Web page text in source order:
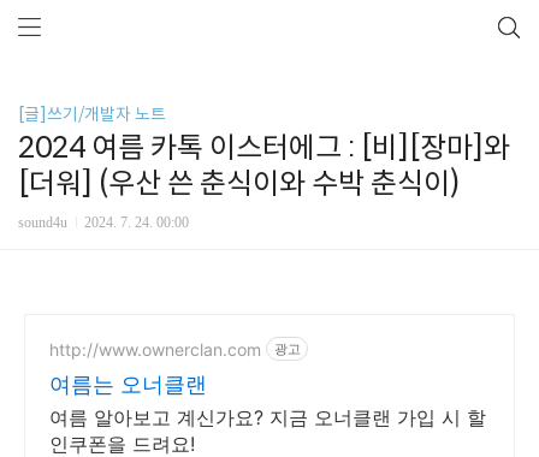
[글]쓰기/개발자 노트
2024 여름 카톡 이스터에그 : [비][장마]와
[더워] (우산 쓴 춘식이와 수박 춘식이)
sound4u 2024. 7. 24. 00:00
http://www.ownerclan.com 광고
여름는 오너클랜
여름 알아보고 계신가요? 지금 오너클랜 가입 시 할
인쿠폰을 드려요!